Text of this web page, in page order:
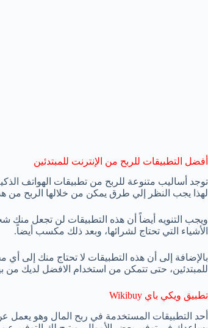
أفضل التطبيقات للربح من الإنترنت للمبتدئين
توجد أساليب متنوعة للربح من تطبيقات الهواتف
لهذا يجب النظر إلي طرق يمكن من خلالها الربح من
ويجب التنويه أيضاً أن هذه التطبيقات لن تجعل
الأشياء التي تحتاج لشرائها، وبعد ذلك مكسب أيضاً.
بالإضافة إلى أن هذه التطبيقات لا تحتاج منك إلى
للمبتدئين، حتى تتمكن من استخدام الافضل لديك من
تطبيق ويكي باي Wikibuy
أحد التطبيقات المستخدمة في ربح المال وهو